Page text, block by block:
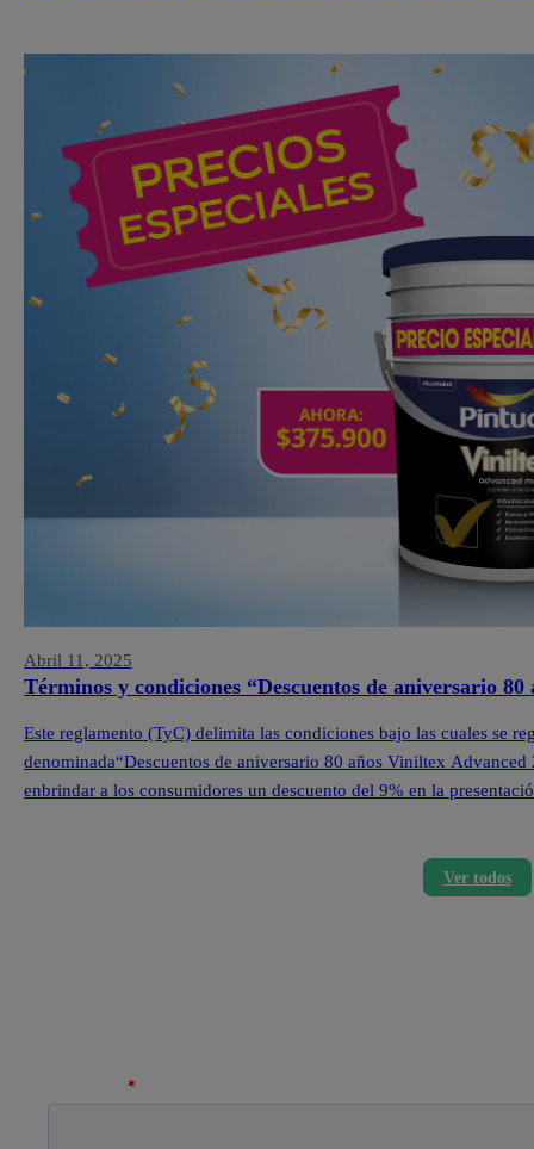
Abril 11, 2025
Términos y condiciones “Descuentos de aniversario
Este reglamento (TyC) delimita las condiciones bajo las cuales se
denominada“Descuentos de aniversario 80 años Viniltex
enbrindar a los consumidores un descuento del 9% en la
Ver todos